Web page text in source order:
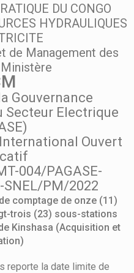
DU CONGO
HYDRAULIQUES
de Management des
Gouvernance
Secteur Electrique
Ouvert
004/PAGASE-
SNEL/PM/2022
comptage de onze (11)
trois (23) sous-stations
Kinshasa (Acquisition et
reporte la date limite de